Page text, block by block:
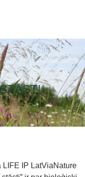
LIFE IP LatViaNature